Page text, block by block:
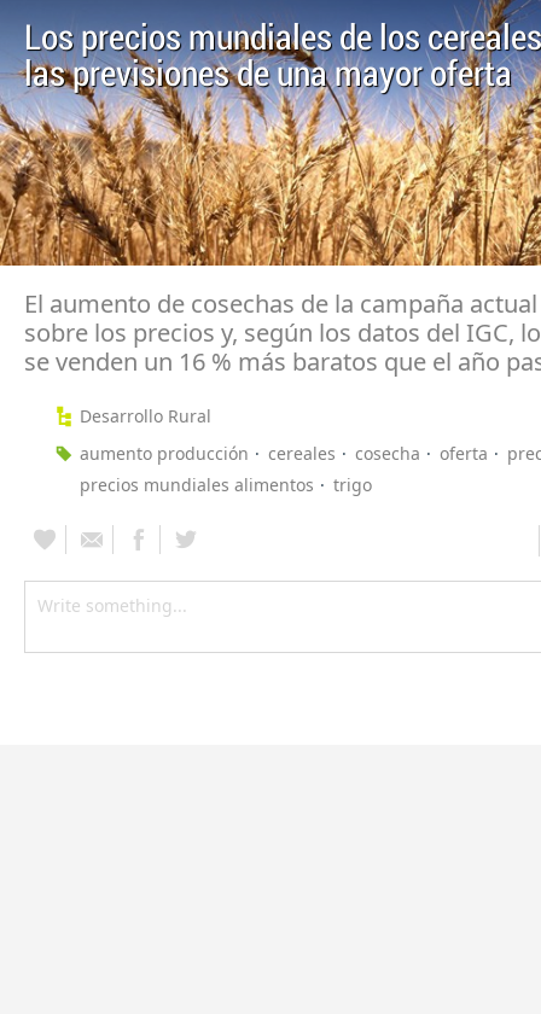
Los precios mundiales de los
las previsiones de una mayor oferta
El aumento de cosechas de la campaña
sobre los precios y, según los datos del IGC,
se venden un 16 % más baratos que el año
Desarrollo Rural
aumento producción
cereales cosecha oferta
precios mundiales alimentos
trigo